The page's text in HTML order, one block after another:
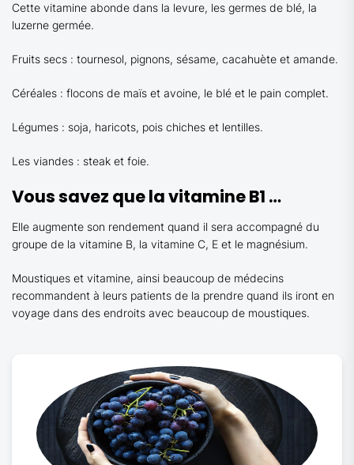
Cette vitamine abonde dans la levure, les germes de blé, la
luzerne germée.
Fruits secs : tournesol, pignons, sésame, cacahuète et amande.
Céréales : flocons de maïs et avoine, le blé et le pain complet.
Légumes : soja, haricots, pois chiches et lentilles.
Les viandes : steak et foie.
Vous savez que la vitamine B1 …
Elle augmente son rendement quand il sera accompagné du
groupe de la vitamine B, la vitamine C, E et le magnésium.
Moustiques et vitamine, ainsi beaucoup de médecins
recommandent à leurs patients de la prendre quand ils iront en
voyage dans des endroits avec beaucoup de moustiques.